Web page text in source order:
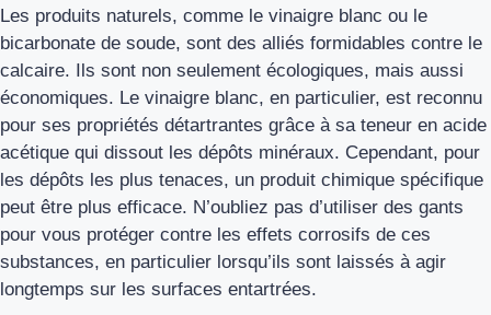
Les produits naturels, comme le vinaigre blanc ou le
bicarbonate de soude, sont des alliés formidables contre le
calcaire. Ils sont non seulement écologiques, mais aussi
économiques. Le vinaigre blanc, en particulier, est reconnu
pour ses propriétés détartrantes grâce à sa teneur en acide
acétique qui dissout les dépôts minéraux. Cependant, pour
les dépôts les plus tenaces, un produit chimique spécifique
peut être plus efficace. N’oubliez pas d’utiliser des gants
pour vous protéger contre les effets corrosifs de ces
substances, en particulier lorsqu’ils sont laissés à agir
longtemps sur les surfaces entartrées.